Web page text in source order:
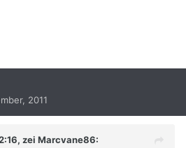
2011
zei Marcvane86: